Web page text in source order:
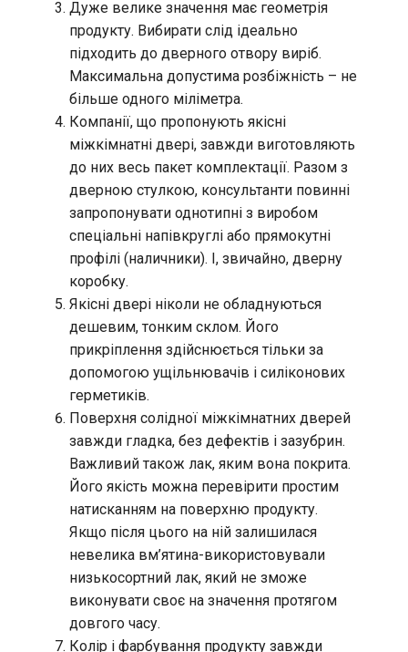
Дуже велике значення має геометрія
продукту. Вибирати слід ідеально
підходить до дверного отвору виріб.
Максимальна допустима розбіжність – не
більше одного міліметра.
Компанії, що пропонують якісні
міжкімнатні двері, завжди виготовляють
до них весь пакет комплектації. Разом з
дверною стулкою, консультанти повинні
запропонувати однотипні з виробом
спеціальні напівкруглі або прямокутні
профілі (наличники). І, звичайно, дверну
коробку.
Якісні двері ніколи не обладнуються
дешевим, тонким склом. Його
прикріплення здійснюється тільки за
допомогою ущільнювачів і силіконових
герметиків.
Поверхня солідної міжкімнатних дверей
завжди гладка, без дефектів і зазубрин.
Важливий також лак, яким вона покрита.
Його якість можна перевірити простим
натисканням на поверхню продукту.
Якщо після цього на ній залишилася
невелика вм’ятина-використовували
низькосортний лак, який не зможе
виконувати своє на значення протягом
довгого часу.
Колір і фарбування продукту завжди